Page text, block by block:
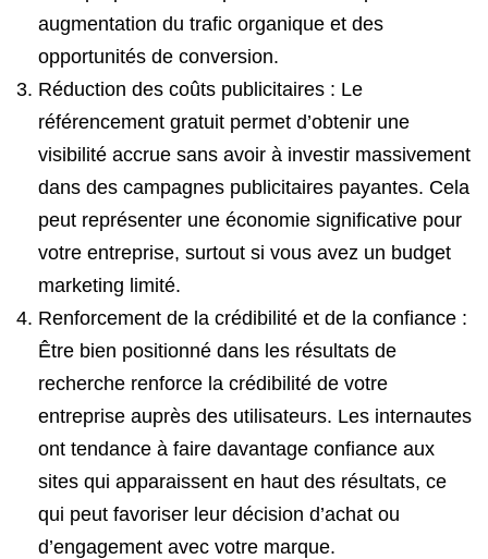
augmentation du trafic organique et des
opportunités de conversion.
Réduction des coûts publicitaires : Le
référencement gratuit permet d’obtenir une
visibilité accrue sans avoir à investir massivement
dans des campagnes publicitaires payantes. Cela
peut représenter une économie significative pour
votre entreprise, surtout si vous avez un budget
marketing limité.
Renforcement de la crédibilité et de la confiance :
Être bien positionné dans les résultats de
recherche renforce la crédibilité de votre
entreprise auprès des utilisateurs. Les internautes
ont tendance à faire davantage confiance aux
sites qui apparaissent en haut des résultats, ce
qui peut favoriser leur décision d’achat ou
d’engagement avec votre marque.